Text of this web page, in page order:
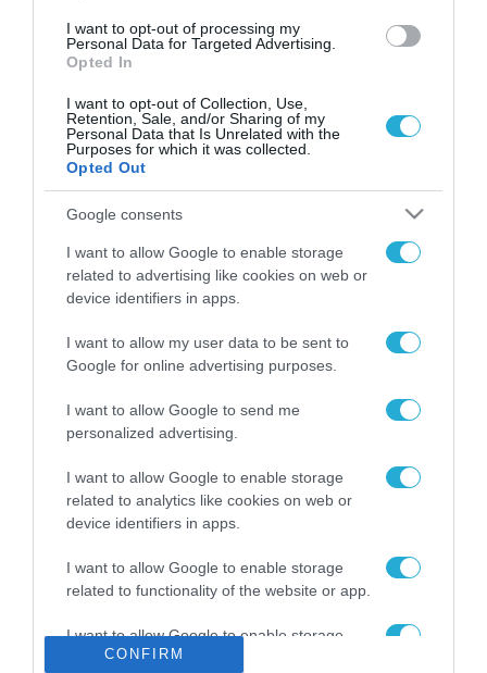
I want to opt-out of processing my
Personal Data for Targeted Advertising.
Opted In
I want to opt-out of Collection, Use,
Retention, Sale, and/or Sharing of my
Personal Data that Is Unrelated with the
Purposes for which it was collected.
Opted Out
Google consents
I want to allow Google to enable storage
related to advertising like cookies on web or
device identifiers in apps.
I want to allow my user data to be sent to
Google for online advertising purposes.
I want to allow Google to send me
personalized advertising.
I want to allow Google to enable storage
related to analytics like cookies on web or
device identifiers in apps.
I want to allow Google to enable storage
related to functionality of the website or app.
I want to allow Google to enable storage
related to personalization.
CONFIRM
ΡΟΗ ΕΙΔΗΣΕΩΝ
Το χρηματοδοτούμενο
από την ΕΕ έργο “The
Gaming Police”
ενισχύει την ασφάλεια
των παιδιών στο
31.07.2026
ΑΑΔΕ: Διευκρινίσεις
για τα πρόστιμα σε
παραβάσεις που
31.07.2026
Τεχνητή Νοημοσύνη
δεν είναι απλώς μια
νέα τεχνολογία, είναι
επανάσταση»
31.07.2026
Νέος οδηγός του ΕΚΤ
για τη χρηματοδότηση
των ελληνικών
επιχειρήσεων στον
χώρο της άμυνας